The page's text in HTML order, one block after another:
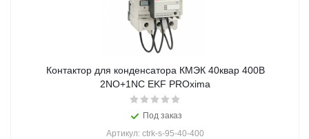
Контактор для конденсатора КМЭК 40квар 400В
2NО+1NC EKF PROxima
Под заказ
Артикул: ctrk-s-95-40-400